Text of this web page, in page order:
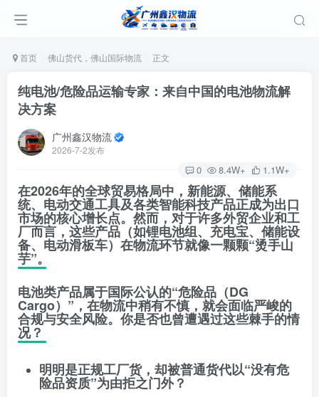
首页 佛山货代，佛山国际物流 正文
纯电池/危险品运输专家：来自中国的电池物流解
决方案
广州鑫汉物流
2026-7-2发布
0 8.4W+ 1.1W+
在2026年的全球贸易格局中，新能源、储能系
统、电动交通工具及各类智能科技产品正成为出口
市场的核心增长点。然而，对于许多外贸企业和工
厂而言，这些产品（如锂电池组、充电宝、储能设
备、电动滑板车）在物流环节就像一颗颗“烫手山
芋”。
电池类产品属于国际公认的“危险品（DG
Cargo）”，在物流中稍有不慎，就会面临严峻的
合规与安全风险。你是否也曾遭遇过这些棘手的情
况？
明明是正规工厂货，却被普通货代以“没有危
险品资质”为由拒之门外？